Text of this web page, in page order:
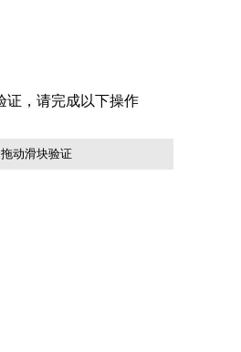
拖动滑块验证